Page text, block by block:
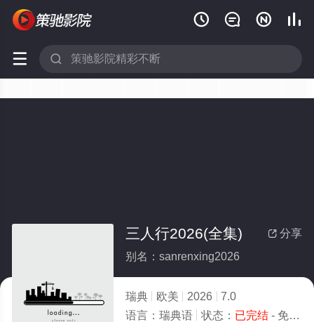
   
 
 分享
三人行2026(全集)
别名：sanrenxing2026
瑞典 欧美 2026
7.0
语言： 瑞典语 状态： 已完结- 免费在线观看